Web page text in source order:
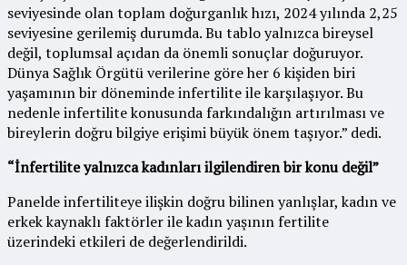
seviyesinde olan toplam doğurganlık hızı, 2024 yılında 2,25
seviyesine gerilemiş durumda. Bu tablo yalnızca bireysel
değil, toplumsal açıdan da önemli sonuçlar doğuruyor.
Dünya Sağlık Örgütü verilerine göre her 6 kişiden biri
yaşamının bir döneminde infertilite ile karşılaşıyor. Bu
nedenle infertilite konusunda farkındalığın artırılması ve
bireylerin doğru bilgiye erişimi büyük önem taşıyor.” dedi.
“İnfertilite yalnızca kadınları ilgilendiren bir konu değil”
Panelde infertiliteye ilişkin doğru bilinen yanlışlar, kadın ve
erkek kaynaklı faktörler ile kadın yaşının fertilite
üzerindeki etkileri de değerlendirildi.